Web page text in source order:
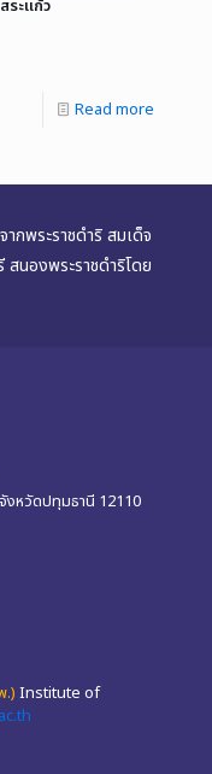
ระแก้ว
Read more
กพระราชดำริ สมเด็จ
สนองพระราชดำริโดย
งหวัดปทุมธานี 12110
.) Institute of